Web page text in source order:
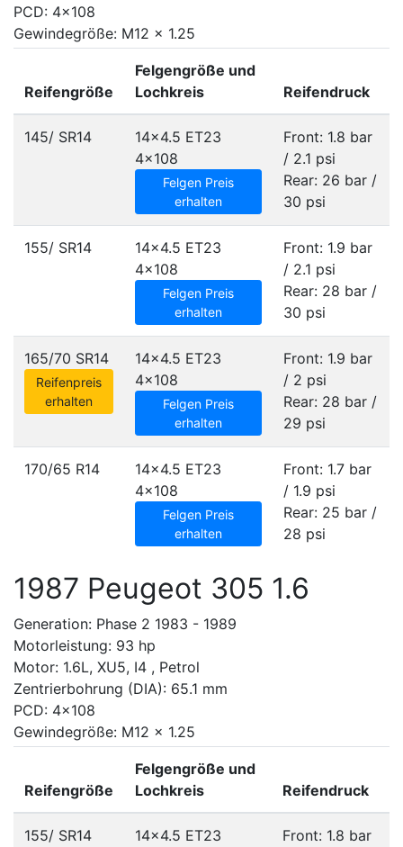
PCD: 4x108
Gewindegröße: M12 x 1.25
Reifengröße
Felgengröße und
Lochkreis
Reifendruck
145/ SR14
14x4.5 ET23
4x108
Felgen Preis
erhalten
Front: 1.8 bar
/ 2.1 psi
Rear: 26 bar /
30 psi
155/ SR14
14x4.5 ET23
4x108
Felgen Preis
erhalten
Front: 1.9 bar
/ 2.1 psi
Rear: 28 bar /
30 psi
165/70 SR14
Reifenpreis
erhalten
14x4.5 ET23
4x108
Felgen Preis
erhalten
Front: 1.9 bar
/ 2 psi
Rear: 28 bar /
29 psi
170/65 R14
14x4.5 ET23
4x108
Felgen Preis
erhalten
Front: 1.7 bar
/ 1.9 psi
Rear: 25 bar /
28 psi
1987 Peugeot 305 1.6
Generation: Phase 2 1983 - 1989
Motorleistung: 93 hp
Motor: 1.6L, XU5, I4 , Petrol
Zentrierbohrung (DIA): 65.1 mm
PCD: 4x108
Gewindegröße: M12 x 1.25
Reifengröße
Felgengröße und
Lochkreis
Reifendruck
155/ SR14
14x4.5 ET23
Front: 1.8 bar